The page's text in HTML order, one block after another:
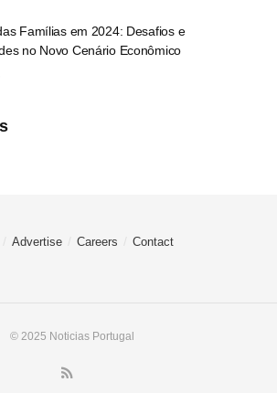
Famílias em 2024: Desafios e
no Novo Cenário Econômico
Advertise Careers Contact
© 2025 Noticias Portugal